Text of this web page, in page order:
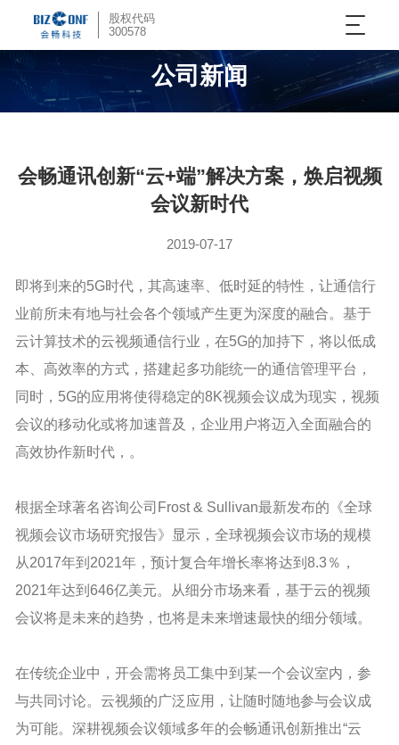
股权代码
300578
公司新闻
会畅通讯创新“云+端”解决方案，焕启视频
会议新时代
2019-07-17
即将到来的5G时代，其高速率、低时延的特性，让通信行
业前所未有地与社会各个领域产生更为深度的融合。基于
云计算技术的云视频通信行业，在5G的加持下，将以低成
本、高效率的方式，搭建起多功能统一的通信管理平台，
同时，5G的应用将使得稳定的8K视频会议成为现实，视频
会议的移动化或将加速普及，企业用户将迈入全面融合的
高效协作新时代，。
根据全球著名咨询公司Frost & Sullivan最新发布的《全球
视频会议市场研究报告》显示，全球视频会议市场的规模
从2017年到2021年，预计复合年增长率将达到8.3％，
2021年达到646亿美元。从细分市场来看，基于云的视频
会议将是未来的趋势，也将是未来增速最快的细分领域。
在传统企业中，开会需将员工集中到某一个会议室内，参
与共同讨论。云视频的广泛应用，让随时随地参与会议成
为可能。深耕视频会议领域多年的会畅通讯创新推出“云